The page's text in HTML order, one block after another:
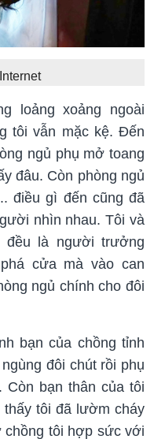
loảng xoảng ngoài
tôi vẫn mặc kệ. Đến
ngủ phụ mở toang
đâu. Còn phòng ngủ
điều gì đến cũng đã
nhìn nhau. Tôi và
đều là người trưởng
cửa mà vào can
ngủ chính cho đôi
bạn của chồng tỉnh
đôi chút rồi phụ
Còn bạn thân của tôi
tôi đã lườm cháy
chồng tôi hợp sức với